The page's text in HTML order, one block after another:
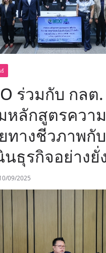
ร่วมกับ กลต
หลักสูตรควา
ทางชีวภาพกั
นธุรกิจอย่างยั่
09/2025